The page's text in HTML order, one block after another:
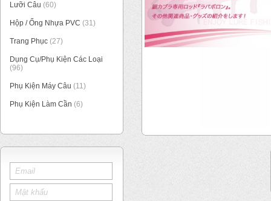
Lưỡi Câu (60)
Hộp / Ống Nhựa PVC (31)
Trang Phục (27)
Dụng Cụ/Phụ Kiện Các Loại
(96)
Phụ Kiện Máy Câu (11)
Phụ Kiện Làm Cần (6)